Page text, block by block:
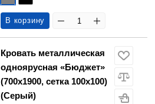
В корзину
Кровать металлическая
одноярусная «Бюджет»
(700х1900, сетка 100х100)
(Серый)